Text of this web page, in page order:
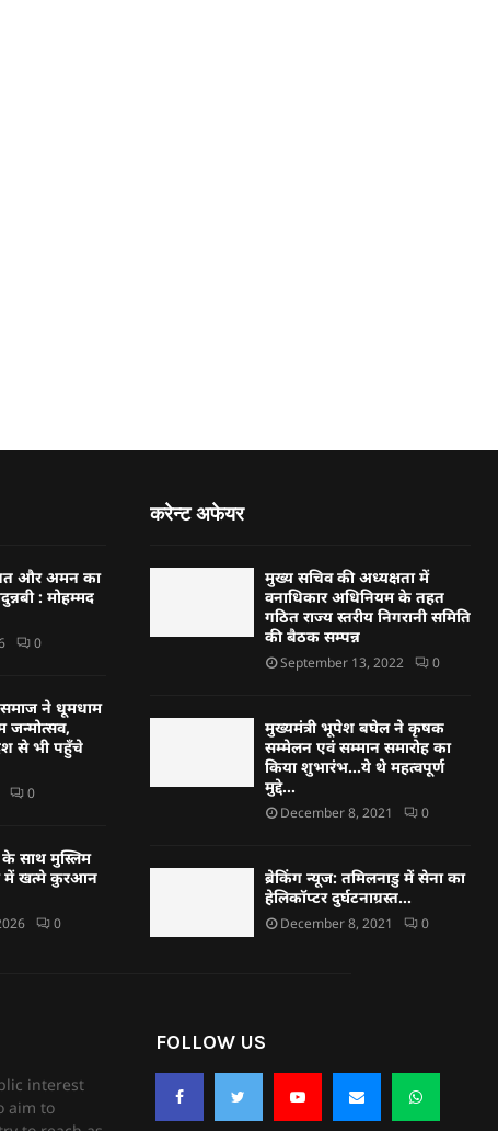
और अमन का
: मोहम्मद
0
समाज ने धूमधाम
जन्मोत्सव,
से भी पहुँचे
0
के साथ मुस्लिम
में खत्मे कुरआन
0
करेन्ट अफेयर
मुख्य सचिव की अध्यक्षता में
वनाधिकार अधिनियम के तहत
गठित राज्य स्तरीय निगरानी समिति
की बैठक सम्पन्न
September 13, 2022 0
मुख्यमंत्री भूपेश बघेल ने कृषक
सम्मेलन एवं सम्मान समारोह का
किया शुभारंभ…ये थे महत्वपूर्ण
मुद्दे…
December 8, 2021 0
ब्रेकिंग न्यूज: तमिलनाडु में सेना का
हेलिकॉप्टर दुर्घटनाग्रस्त…
December 8, 2021 0
interest
aim to
FOLLOW US